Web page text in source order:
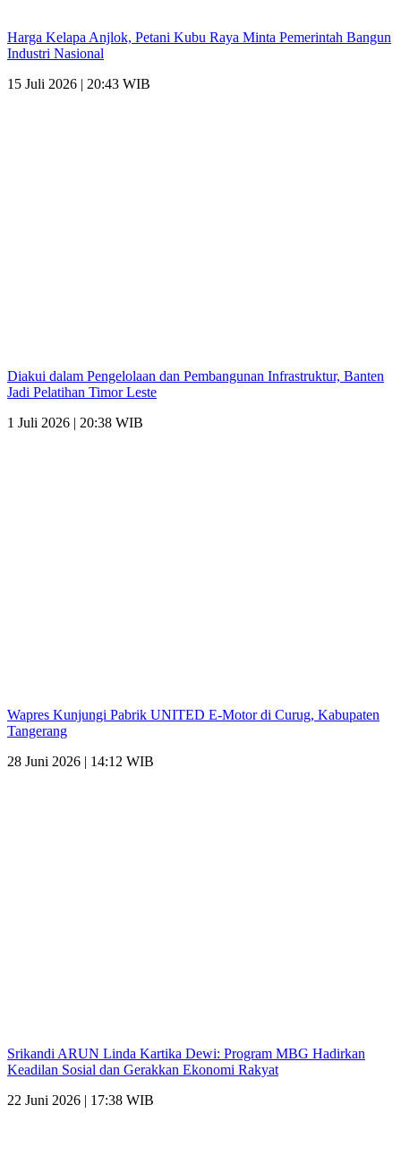
Harga Kelapa Anjlok, Petani Kubu Raya Minta Pemerintah Bangun
Industri Nasional
15 Juli 2026 | 20:43 WIB
Diakui dalam Pengelolaan dan Pembangunan Infrastruktur, Banten
Jadi Pelatihan Timor Leste
1 Juli 2026 | 20:38 WIB
Wapres Kunjungi Pabrik UNITED E-Motor di Curug, Kabupaten
Tangerang
28 Juni 2026 | 14:12 WIB
Srikandi ARUN Linda Kartika Dewi: Program MBG Hadirkan
Keadilan Sosial dan Gerakkan Ekonomi Rakyat
22 Juni 2026 | 17:38 WIB